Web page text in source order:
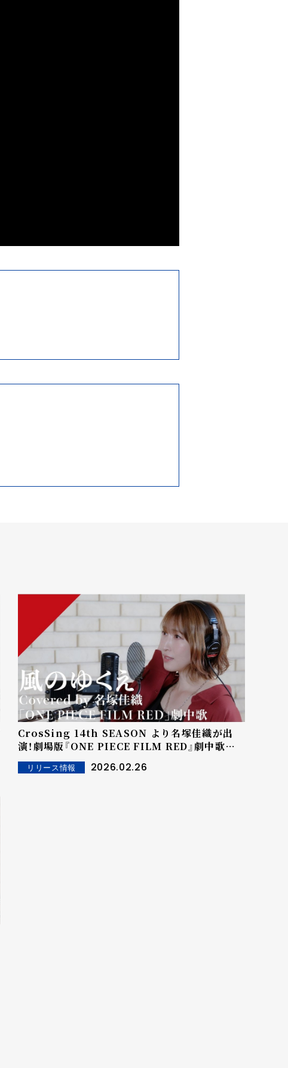
CrosSing 14th SEASON より名塚佳織が出
演！劇場版『ONE PIECE FILM RED』劇中歌の
「風のゆくえ」をカバー！
リリース情報 2026.02.26